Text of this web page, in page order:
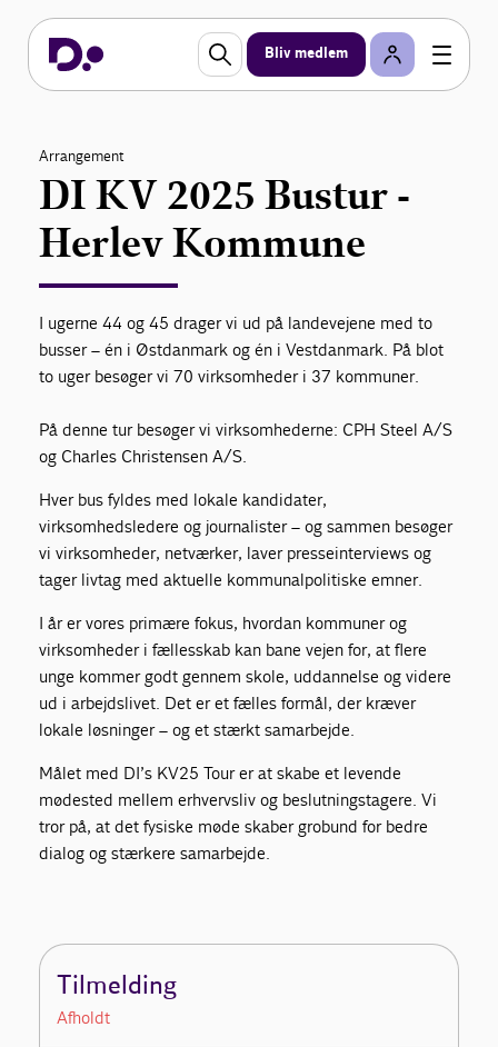
Bliv medlem
Arrangement
DI KV 2025 Bustur -
Herlev Kommune
I ugerne 44 og 45 drager vi ud på landevejene med to
busser – én i Østdanmark og én i Vestdanmark. På blot
to uger besøger vi 70 virksomheder i 37 kommuner.
På denne tur besøger vi virksomhederne: CPH Steel A/S
og Charles Christensen A/S.
Hver bus fyldes med lokale kandidater,
virksomhedsledere og journalister – og sammen besøger
vi virksomheder, netværker, laver presseinterviews og
tager livtag med aktuelle kommunalpolitiske emner.
I år er vores primære fokus, hvordan kommuner og
virksomheder i fællesskab kan bane vejen for, at flere
unge kommer godt gennem skole, uddannelse og videre
ud i arbejdslivet. Det er et fælles formål, der kræver
lokale løsninger – og et stærkt samarbejde.
Målet med DI’s KV25 Tour er at skabe et levende
mødested mellem erhvervsliv og beslutningstagere. Vi
tror på, at det fysiske møde skaber grobund for bedre
dialog og stærkere samarbejde.
Tilmelding
Afholdt